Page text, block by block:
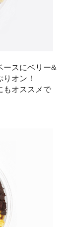
ースにベリー&
オン！
もオススメで